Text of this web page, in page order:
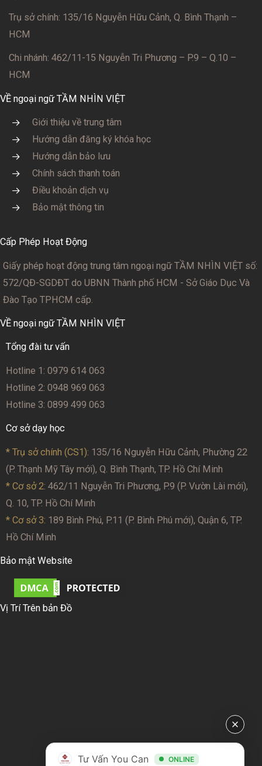
Trụ sở chính: 135/16 Nguyễn Hữu Cảnh, Q. Bình Thạnh –
HCM
Chi nhánh: 462/11-15 Nguyễn Tri Phương – P.9 – Q.10 –
HCM
VỀ ngoại ngữ TẦM NHÌN VIỆT
Giới thiệu về trung tâm
Hướng dẫn đăng ký khóa học
Hướng dẫn bảo lưu
Chính sách thanh toán
Điều khoản dịch vụ
Bảo mật thông tin
Cấp Phép Hoạt Động
Giấy phép hoạt động trung tâm ngoại ngữ TẦM NHÌN VIỆT số:
572/QĐ-SGDĐT do UBNN Thành phố HCM - Sở Giáo Dục Và
Đào Tạo TPHCM cấp.
VỀ ngoại ngữ TẦM NHÌN VIỆT
Tổng đài tư vấn
Hotline 1: 0979 614 063
Hotline 2: 0948 969 063
Hotline 3: 0899 499 063
Cơ sở dạy học
* Trụ sở chính (CS1): 135/16 Nguyễn Hữu Cảnh, Phường 22
(P. Thạnh Mỹ Tây mới), Q. Bình Thạnh, TP. Hồ Chí Minh
* Cơ sở 2: 462/11 Nguyễn Tri Phương, P.9 (P. Vườn Lài mới),
Q. 10, TP. Hồ Chí Minh
* Cơ sở 3: 189 Bình Phú, P.11 (P. Bình Phú mới), Quận 6, TP.
Hồ Chí Minh
Bảo mật Website
Vị Trí Trên bản Đồ
Tư Vấn You Can ONLINE